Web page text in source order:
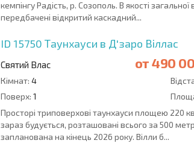
кемпінгу Радість, р. Созополь. В якості
передбачені відкритий каскадний...
ID 15750 Таунхауси в Д'заро Віллас
Святий Влас от490
Кімнат: 4
Поверх: 1
Просторі триповерхові таунхауси площею 220
зараз будується, розташовані всього за 500
запланована на кінець 2026 року. Вілли б...